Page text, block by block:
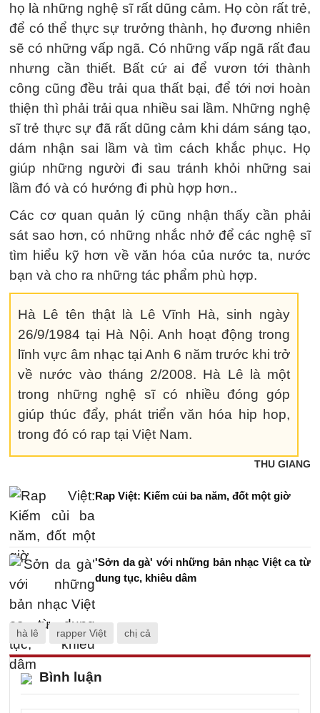
họ là những nghệ sĩ rất dũng cảm. Họ còn rất trẻ,
để có thể thực sự trưởng thành, họ đương nhiên
sẽ có những vấp ngã. Có những vấp ngã rất đau
nhưng cần thiết. Bất cứ ai để vươn tới thành
công cũng đều trải qua thất bại, để tới nơi hoàn
thiện thì phải trải qua nhiều sai lầm. Những nghệ
sĩ trẻ thực sự đã rất dũng cảm khi dám sáng tạo,
dám nhận sai lầm và tìm cách khắc phục. Họ
giúp những người đi sau tránh khỏi những sai
lầm đó và có hướng đi phù hợp hơn..
Các cơ quan quản lý cũng nhận thấy cần phải
sát sao hơn, có những nhắc nhở để các nghệ sĩ
tìm hiểu kỹ hơn về văn hóa của nước ta, nước
bạn và cho ra những tác phẩm phù hợp.
Hà Lê tên thật là Lê Vĩnh Hà, sinh ngày
26/9/1984 tại Hà Nội. Anh hoạt động trong
lĩnh vực âm nhạc tại Anh 6 năm trước khi trở
về nước vào tháng 2/2008. Hà Lê là một
trong những nghệ sĩ có nhiều đóng góp
giúp thúc đẩy, phát triển văn hóa hip hop,
trong đó có rap tại Việt Nam.
THU GIANG
Rap Việt: Kiếm củi ba năm, đốt một giờ
'Sởn da gà' với những bản nhạc Việt ca từ
dung tục, khiêu dâm
hà lê rapper Việt chị cả
Bình luận